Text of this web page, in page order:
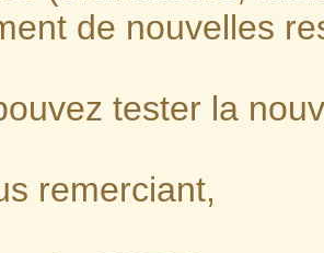
de nouvelles
tester la
remerciant,